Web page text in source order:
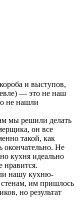
и выступов,
— это не наш
не нашли
мы решили делать
он все
такой, как
окончательно. Не
кухня идеально
нравится.
нашу кухню-
им пришлось
но результат